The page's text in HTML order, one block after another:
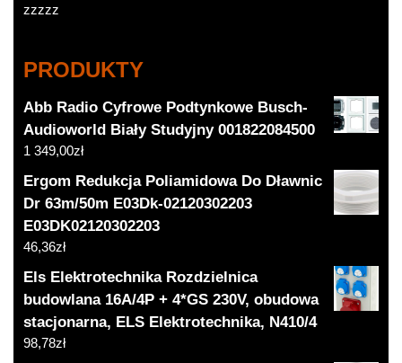
zzzzz
PRODUKTY
Abb Radio Cyfrowe Podtynkowe Busch-
Audioworld Biały Studyjny 001822084500
1 349,00zł
Ergom Redukcja Poliamidowa Do Dławnic
Dr 63m/50m E03Dk-02120302203
E03DK02120302203
46,36zł
Els Elektrotechnika Rozdzielnica
budowlana 16A/4P + 4*GS 230V, obudowa
stacjonarna, ELS Elektrotechnika, N410/4
98,78zł